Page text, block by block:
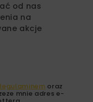
od nas
na
akcje
oraz
mnie adres e-